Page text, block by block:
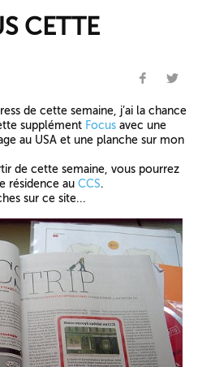
CETTE
de cette semaine, j’ai la chance
supplément Focus avec une
au USA et une planche sur mon
de cette semaine, vous pourrez
résidence au CCS.
sur ce site...